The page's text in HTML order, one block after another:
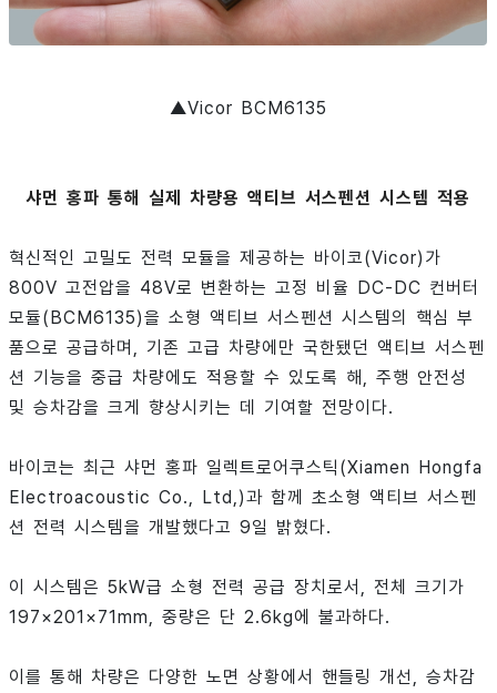
▲Vicor BCM6135
샤먼 홍파 통해 실제 차량용 액티브 서스펜션 시스템 적용
혁신적인 고밀도 전력 모듈을 제공하는 바이코(Vicor)가
800V 고전압을 48V로 변환하는 고정 비율 DC-DC 컨버터
모듈(BCM6135)을 소형 액티브 서스펜션 시스템의 핵심 부
품으로 공급하며, 기존 고급 차량에만 국한됐던 액티브 서스펜
션 기능을 중급 차량에도 적용할 수 있도록 해, 주행 안전성
및 승차감을 크게 향상시키는 데 기여할 전망이다.
바이코는 최근 샤먼 홍파 일렉트로어쿠스틱(Xiamen Hongfa
Electroacoustic Co., Ltd,)과 함께 초소형 액티브 서스펜
션 전력 시스템을 개발했다고 9일 밝혔다.
이 시스템은 5kW급 소형 전력 공급 장치로서, 전체 크기가
197×201×71mm, 중량은 단 2.6kg에 불과하다.
이를 통해 차량은 다양한 노면 상황에서 핸들링 개선, 승차감